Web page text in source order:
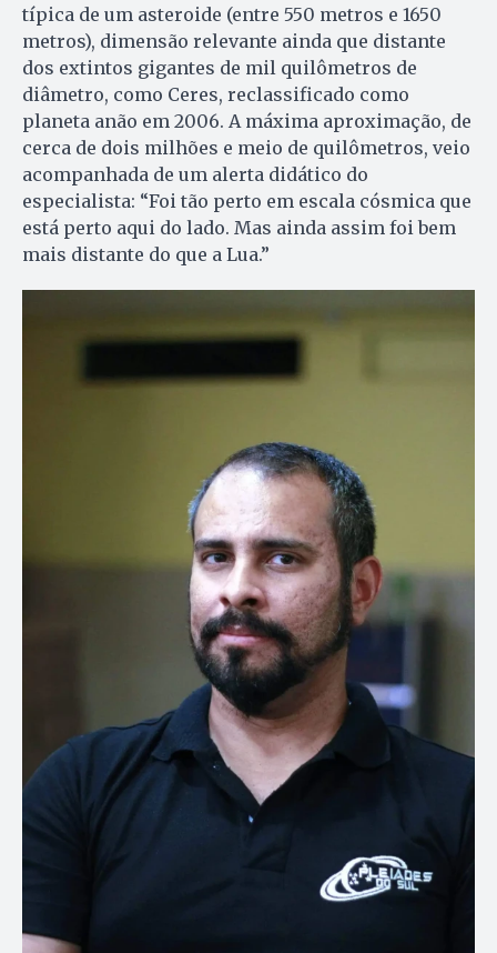
típica de um asteroide (entre 550 metros e 1650
metros), dimensão relevante ainda que distante
dos extintos gigantes de mil quilômetros de
diâmetro, como Ceres, reclassificado como
planeta anão em 2006. A máxima aproximação, de
cerca de dois milhões e meio de quilômetros, veio
acompanhada de um alerta didático do
especialista: “Foi tão perto em escala cósmica que
está perto aqui do lado. Mas ainda assim foi bem
mais distante do que a Lua.”